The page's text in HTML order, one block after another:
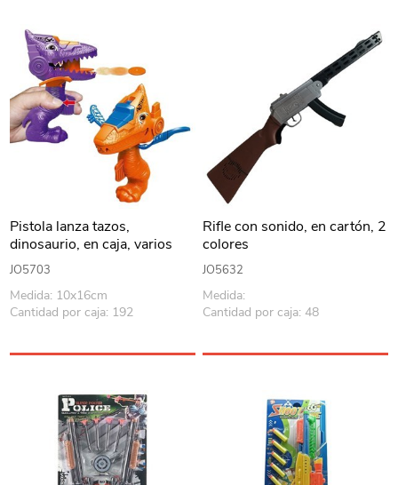
Pistola lanza tazos,
dinosaurio, en caja, varios
colores
JO5703
Medida: 10x16cm
Cantidad por caja: 192
Rifle con sonido, en cartón, 2
colores
JO5632
Medida:
Cantidad por caja: 48